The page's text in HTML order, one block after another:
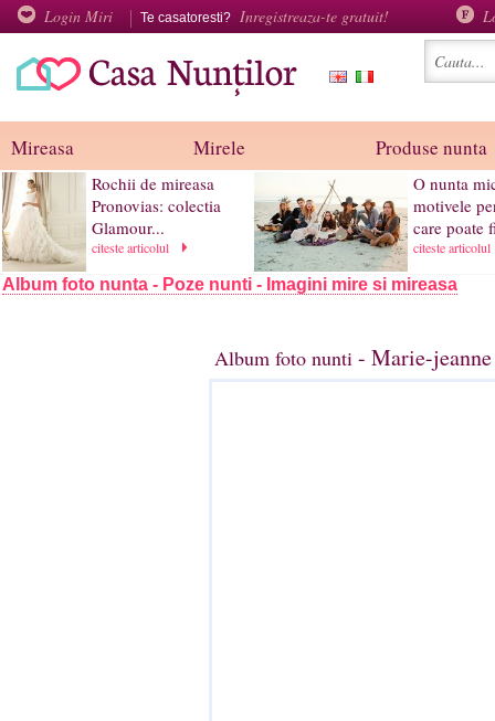
Login Miri Te casatoresti? Inregistreaza-te gratuit!
Mireasa Mirele Produse nunta
Rochii de mireasa
Pronovias: colectia
Glamour...
citeste articolul
O nunta
motivele
care poate
citeste articolul
Album foto nunta - Poze nunti - Imagini mire si mireasa
Album foto nunti - Marie-